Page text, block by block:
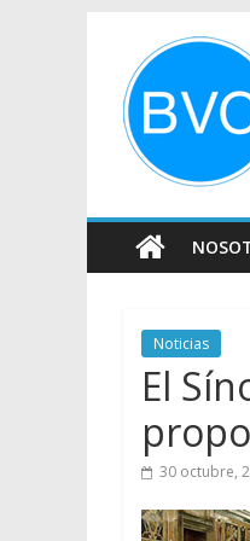
Noticias
El
30 octubre,